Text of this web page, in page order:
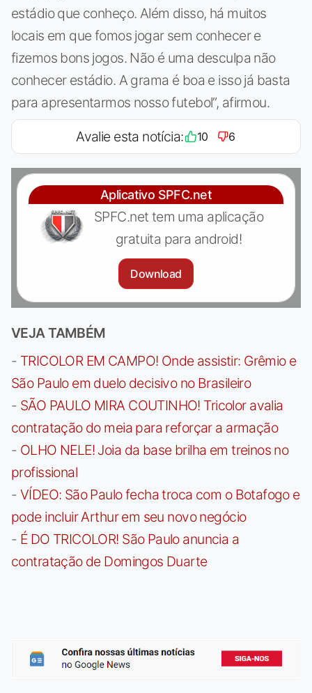
estádio que conheço. Além disso, há muitos
locais em que fomos jogar sem conhecer e
fizemos bons jogos. Não é uma desculpa não
conhecer estádio. A grama é boa e isso já basta
para apresentarmos nosso futebol”, afirmou.
Avalie esta notícia: 10 6
Aplicativo SPFC.net
SPFC.net tem uma aplicação
gratuita para android!
Download
VEJA TAMBÉM
- TRICOLOR EM CAMPO! Onde assistir: Grêmio e
São Paulo em duelo decisivo no Brasileiro
- SÃO PAULO MIRA COUTINHO! Tricolor avalia
contratação do meia para reforçar a armação
- OLHO NELE! Joia da base brilha em treinos no
profissional
- VÍDEO: São Paulo fecha troca com o Botafogo e
pode incluir Arthur em seu novo negócio
- É DO TRICOLOR! São Paulo anuncia a
contratação de Domingos Duarte